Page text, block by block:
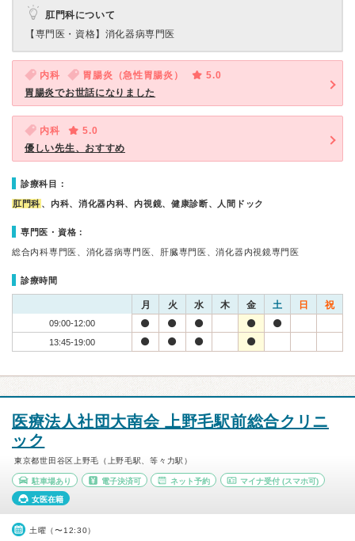
肛門科について
【専門医・資格】 消化器病専門医
内科 胃腸炎（急性胃腸炎）
5.0
胃腸炎でお世話になりました
内科
5.0
優しい先生、おすすめ
診療科目：
肛門科 、内科、消化器内科、内視鏡、健康診断、人間ドック
専門医・資格：
総合内科専門医、消化器病専門医、肝臓専門医、消化器内視鏡専門医
診療時間
月 火 水 木 金 土 日 祝
09:00-12:00
13:45-19:00
医療法人社団大南会 上野毛駅前総合クリニ
ック
東京都世田谷区上野毛（上野毛駅、等々力駅）
駐車場あり 電子決済可 ネット予約 マイナ受付 (スマホ可)
女医在籍
土曜（〜12:30）